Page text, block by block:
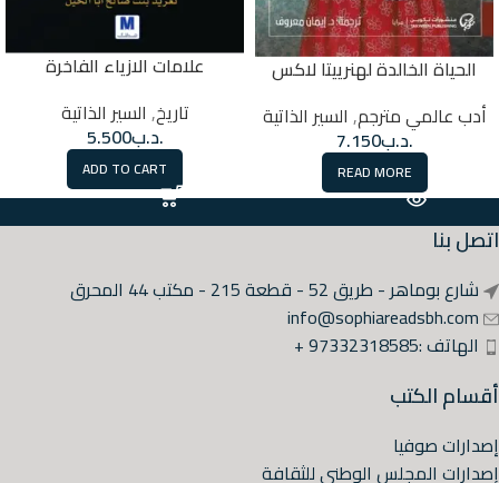
الحياة الخالدة لهنرييتا لاكس
أدب عالمي مترجم, السير الذاتية
.د.ب7.150
READ MORE
علامات الازياء الفاخرة
تاريخ, السير الذاتية
.د.ب5.500
ADD TO CART
اتصل بنا
شارع بوماهر - طريق 52 - قطعة 215 - مكتب 44 المحرق
info@sophiareadsbh.com
الهاتف :97332318585 +
أقسام الكتب
إصدارات صوفيا
إصدارات المجلس الوطني للثقافة